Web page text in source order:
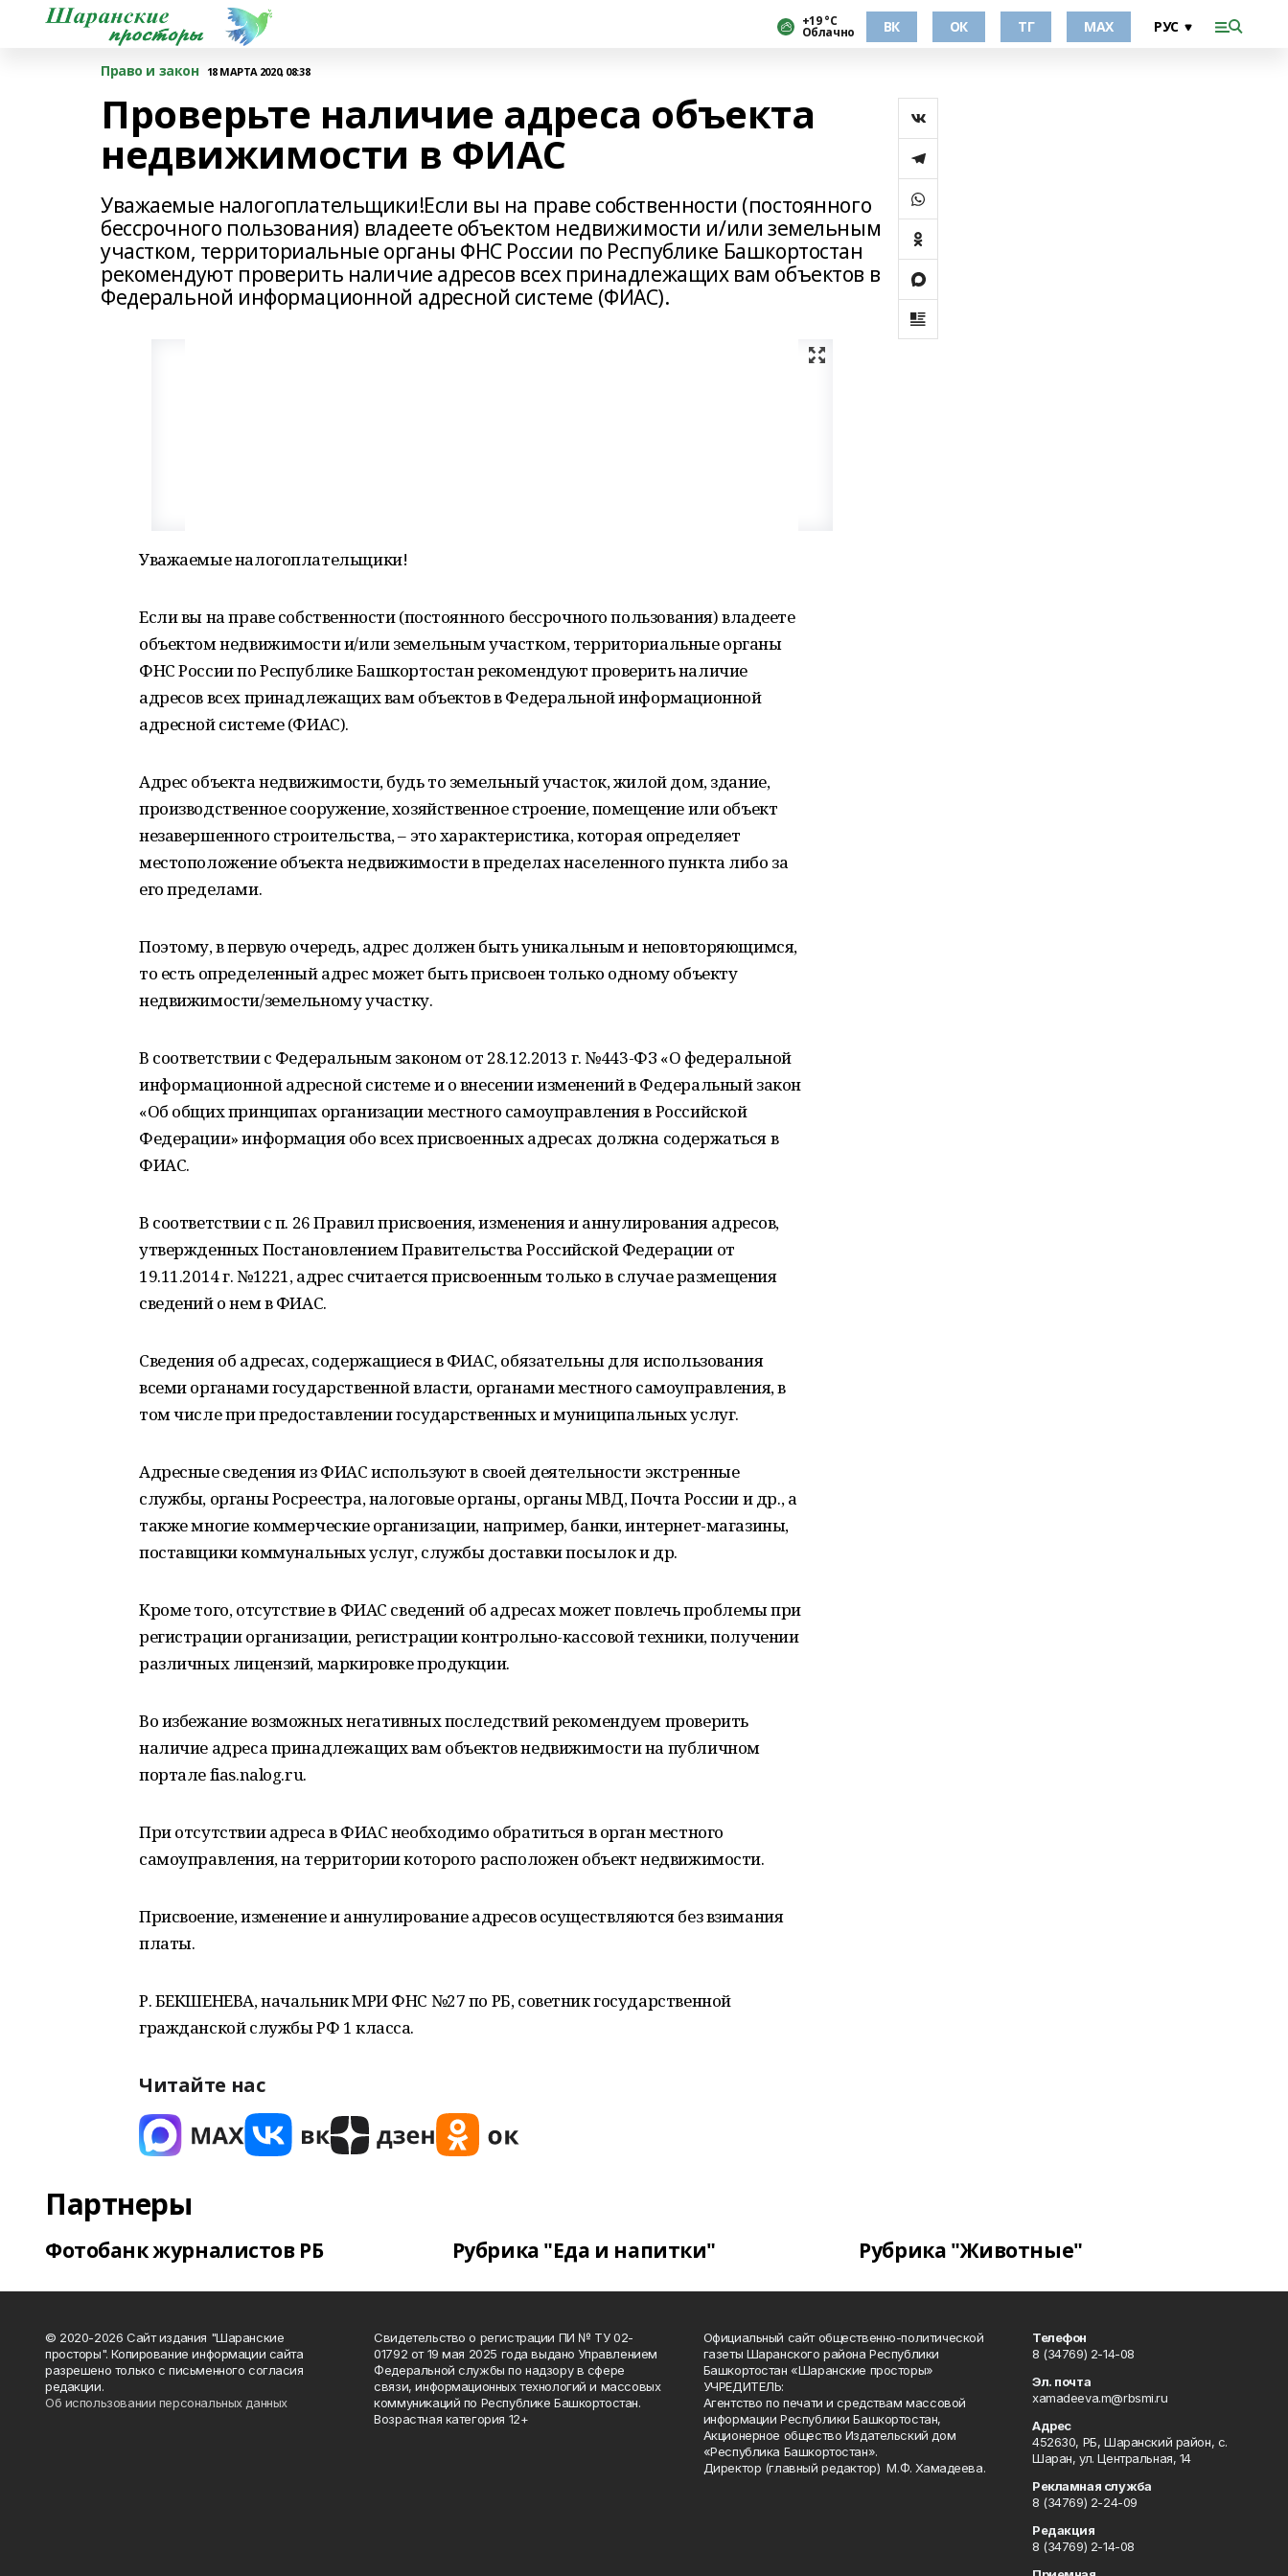
+19 °С
Облачно ВК ОК ТГ МАХ
Право и закон 18 МАРТА 2020, 08:38
Проверьте наличие адреса объекта
недвижимости в ФИАС
Уважаемые налогоплательщики!Если вы на праве собственности (постоянного
бессрочного пользования) владеете объектом недвижимости и/или земельным
участком, территориальные органы ФНС России по Республике Башкортостан
рекомендуют проверить наличие адресов всех принадлежащих вам объектов в
Федеральной информационной адресной системе (ФИАС).
Уважаемые налогоплательщики!
Если вы на праве собственности (постоянного бессрочного пользования) владеете
объектом недвижимости и/или земельным участком, территориальные органы
ФНС России по Республике Башкортостан рекомендуют проверить наличие
адресов всех принадлежащих вам объектов в Федеральной информационной
адресной системе (ФИАС).
Адрес объекта недвижимости, будь то земельный участок, жилой дом, здание,
производственное сооружение, хозяйственное строение, помещение или объект
незавершенного строительства, – это характеристика, которая определяет
местоположение объекта недвижимости в пределах населенного пункта либо за
его пределами.
Поэтому, в первую очередь, адрес должен быть уникальным и неповторяющимся,
то есть определенный адрес может быть присвоен только одному объекту
недвижимости/земельному участку.
В соответствии с Федеральным законом от 28.12.2013 г. №443-ФЗ «О федеральной
информационной адресной системе и о внесении изменений в Федеральный закон
«Об общих принципах организации местного самоуправления в Российской
Федерации» информация обо всех присвоенных адресах должна содержаться в
ФИАС.
В соответствии с п. 26 Правил присвоения, изменения и аннулирования адресов,
утвержденных Постановлением Правительства Российской Федерации от
19.11.2014 г. №1221, адрес считается присвоенным только в случае размещения
сведений о нем в ФИАС.
Сведения об адресах, содержащиеся в ФИАС, обязательны для использования
всеми органами государственной власти, органами местного самоуправления, в
том числе при предоставлении государственных и муниципальных услуг.
Адресные сведения из ФИАС используют в своей деятельности экстренные
службы, органы Росреестра, налоговые органы, органы МВД, Почта России и др., а
также многие коммерческие организации, например, банки, интернет-магазины,
поставщики коммунальных услуг, службы доставки посылок и др.
Кроме того, отсутствие в ФИАС сведений об адресах может повлечь проблемы при
регистрации организации, регистрации контрольно-кассовой техники, получении
различных лицензий, маркировке продукции.
Во избежание возможных негативных последствий рекомендуем проверить
наличие адреса принадлежащих вам объектов недвижимости на публичном
портале fias.nalog.ru.
При отсутствии адреса в ФИАС необходимо обратиться в орган местного
самоуправления, на территории которого расположен объект недвижимости.
Присвоение, изменение и аннулирование адресов осуществляются без взимания
платы.
Р. БЕКШЕНЕВА, начальник МРИ ФНС №27 по РБ, советник государственной
гражданской службы РФ 1 класса.
Читайте нас
Партнеры
Фотобанк журналистов РБ Рубрика "Еда и напитки" Рубрика "Животные"
© 2020-2026 Сайт издания "Шаранские
просторы". Копирование информации сайта
разрешено только с письменного согласия
редакции.
Об использовании персональных данных
Свидетельство о регистрации ПИ № ТУ 02-
01792 от 19 мая 2025 года выдано Управлением
Федеральной службы по надзору в сфере
связи, информационных технологий и массовых
коммуникаций по Республике Башкортостан.
Возрастная категория 12+
Официальный сайт общественно-политической
газеты Шаранского района Республики
Башкортостан «Шаранские просторы»
УЧРЕДИТЕЛЬ:
Агентство по печати и средствам массовой
информации Республики Башкортостан,
Акционерное общество Издательский дом
«Республика Башкортостан».
Директор (главный редактор) М.Ф. Хамадеева.
Телефон
8 (34769) 2-14-08
Эл. почта
xamadeeva.m@rbsmi.ru
Адрес
452630, РБ, Шаранский район, с.
Шаран, ул. Центральная, 14
Рекламная служба
8 (34769) 2-24-09
Редакция
8 (34769) 2-14-08